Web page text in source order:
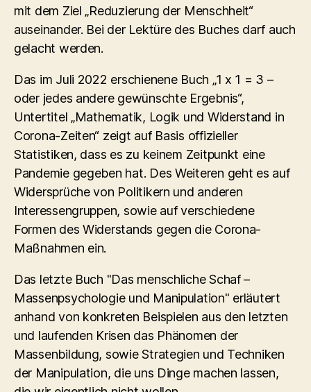
mit dem Ziel „Reduzierung der Menschheit“
auseinander. Bei der Lektüre des Buches darf auch
gelacht werden.
Das im Juli 2022 erschienene Buch „1 x 1 = 3 –
oder jedes andere gewünschte Ergebnis“,
Untertitel „Mathematik, Logik und Widerstand in
Corona-Zeiten“ zeigt auf Basis offizieller
Statistiken, dass es zu keinem Zeitpunkt eine
Pandemie gegeben hat. Des Weiteren geht es auf
Widersprüche von Politikern und anderen
Interessengruppen, sowie auf verschiedene
Formen des Widerstands gegen die Corona-
Maßnahmen ein.
Das letzte Buch "Das menschliche Schaf –
Massenpsychologie und Manipulation" erläutert
anhand von konkreten Beispielen aus den letzten
und laufenden Krisen das Phänomen der
Massenbildung, sowie Strategien und Techniken
der Manipulation, die uns Dinge machen lassen,